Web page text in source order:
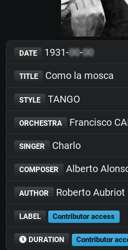
DATE 1931-00-00
TITLE Como la mosca
STYLE TANGO
ORCHESTRA Francisco
SINGER Charlo
COMPOSER Alberto
AUTHOR Roberto Aubriot
LABEL Contributor access
DURATION Contributor